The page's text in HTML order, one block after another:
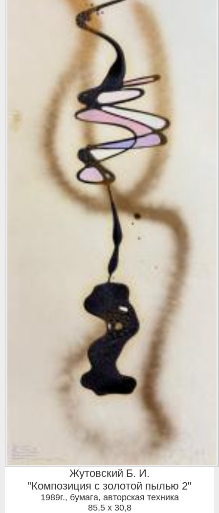
Жутовский Б. И.
"Композиция с золотой пылью 2"
1989г., бумага, авторская техника
85,5 x 30,8